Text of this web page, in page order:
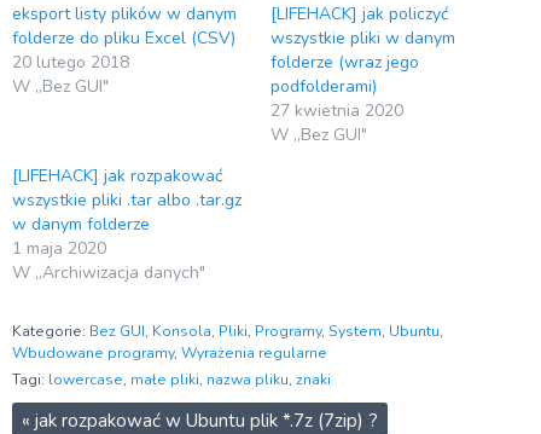
eksport listy plików w danym
folderze do pliku Excel (CSV)
20 lutego 2018
W „Bez GUI"
[LIFEHACK] jak policzyć
wszystkie pliki w danym
folderze (wraz jego
podfolderami)
27 kwietnia 2020
W „Bez GUI"
[LIFEHACK] jak rozpakować
wszystkie pliki .tar albo .tar.gz
w danym folderze
1 maja 2020
W „Archiwizacja danych"
Kategorie: Bez GUI, Konsola, Pliki, Programy, System, Ubuntu,
Wbudowane programy, Wyrażenia regularne
Tagi: lowercase, małe pliki, nazwa pliku, znaki
« jak rozpakować w Ubuntu plik *.7z (7zip) ?